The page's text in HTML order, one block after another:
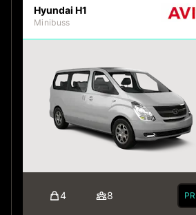
Hyundai H1
Minibuss
4 8